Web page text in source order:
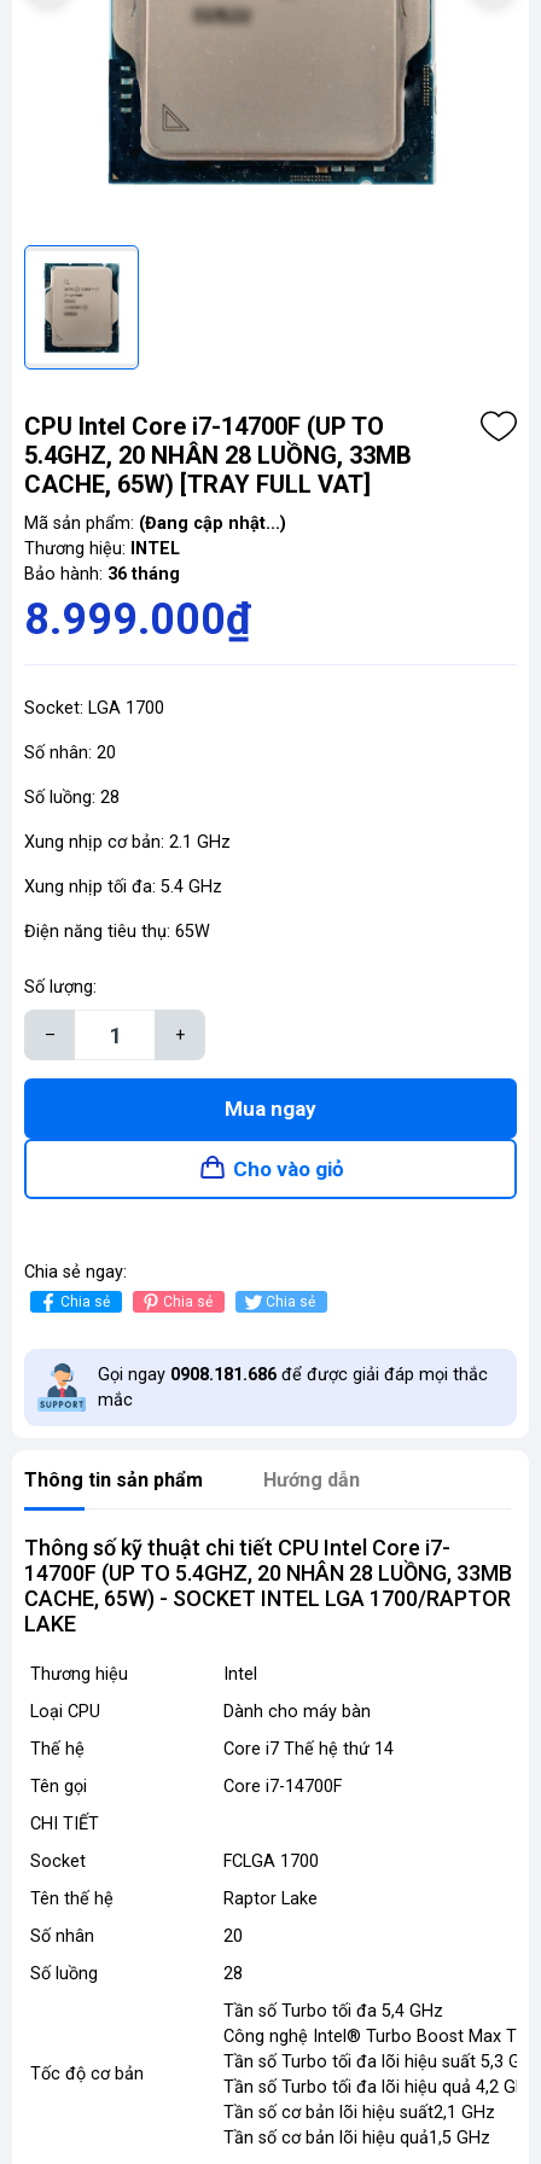
CPU Intel Core i7-14700F (UP TO
5.4GHZ, 20 NHÂN 28 LUỒNG, 33MB
CACHE, 65W) [TRAY FULL VAT]
Mã sản phẩm: (Đang cập nhật...)
Thương hiệu:
INTEL
Bảo hành: 36 tháng
8.999.000₫
Socket: LGA 1700
Số nhân: 20
Số luồng: 28
Xung nhịp cơ bản: 2.1 GHz
Xung nhịp tối đa: 5.4 GHz
Điện năng tiêu thụ: 65W
Số lượng:
– +
Mua ngay
Cho vào giỏ
Chia sẻ ngay:
Chia sẻ Chia sẻ Chia sẻ
Gọi ngay 0908.181.686 để được giải đáp mọi thắc
mắc
Thông tin sản phẩm Hướng dẫn
Thông số kỹ thuật chi tiết CPU Intel Core i7-
14700F (UP TO 5.4GHZ, 20 NHÂN 28 LUỒNG, 33MB
CACHE, 65W) - SOCKET INTEL LGA 1700/RAPTOR
LAKE
Thương hiệu
Intel
Loại CPU
Dành cho máy bàn
Thế hệ
Core i7 Thế hệ thứ 14
Tên gọi
Core i7-14700F
CHI TIẾT
Socket
FCLGA 1700
Tên thế hệ
Raptor Lake
Số nhân
20
Số luồng
28
Tốc độ cơ bản
Tần số Turbo tối đa 5,4 GHz
Công nghệ Intel® Turbo Boost Max Tần
Tần số Turbo tối đa lõi hiệu suất 5,3 GHz
Tần số Turbo tối đa lõi hiệu quả 4,2 GHz
Tần số cơ bản lõi hiệu suất2,1 GHz
Tần số cơ bản lõi hiệu quả1,5 GHz